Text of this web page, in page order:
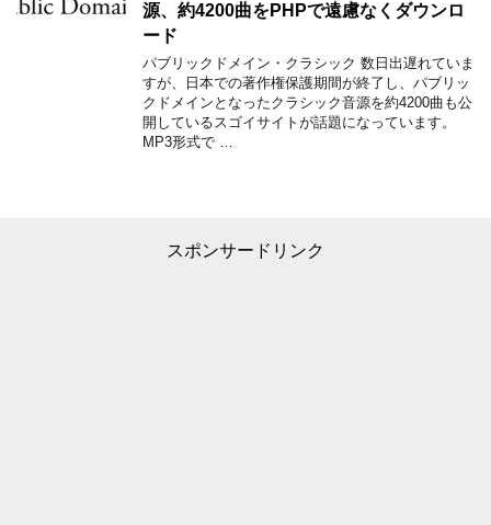
源、約4200曲をPHPで遠慮なくダウンロ
ード
パブリックドメイン・クラシック 数日出遅れていま
すが、日本での著作権保護期間が終了し、パブリッ
クドメインとなったクラシック音源を約4200曲も公
開しているスゴイサイトが話題になっています。
MP3形式で …
スポンサードリンク